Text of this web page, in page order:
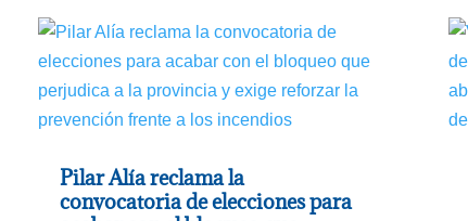
Pilar Alía reclama la
convocatoria de elecciones para